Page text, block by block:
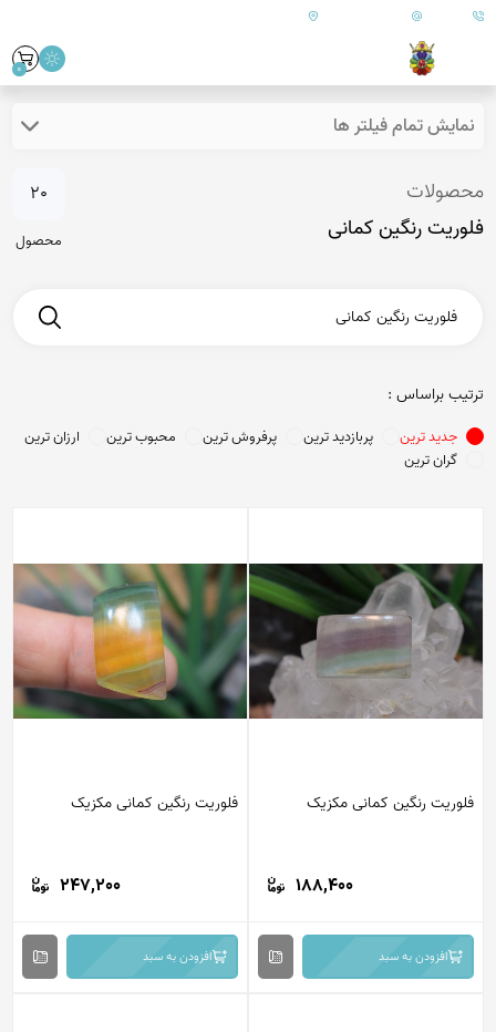
09179890157 ایران - فارس - کازرون
0
نمایش تمام فیلتر ها
محصولات
فلوریت رنگین کمانی
20
محصول
ترتیب براساس :
جدید ترین پربازدید ترین پرفروش ترین محبوب ترین
ارزان ترین
گران ترین
فلوریت رنگین کمانی مکزیک
188,400
افزودن به سبد
فلوریت رنگین کمانی مکزیک
247,200
افزودن به سبد